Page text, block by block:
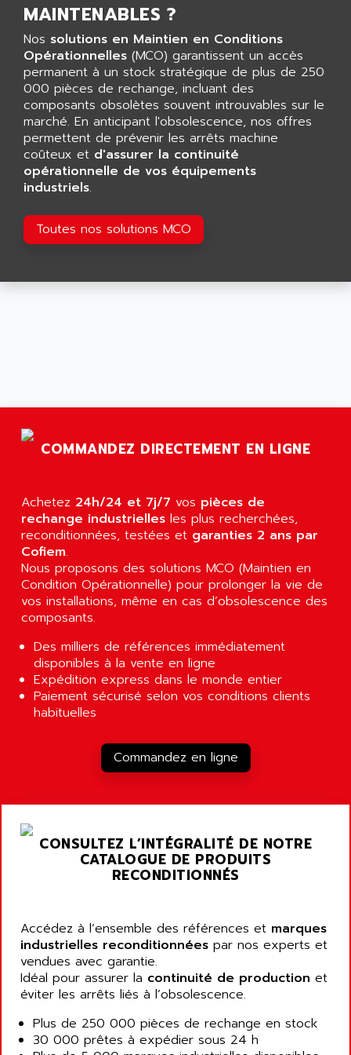
LCA
CNC ALPHA
SMART TOUCH
GP 70 SERIE
PROVIT 5000
S4-S4C
SIAX
FESTO ELECTRONIC
PCS095
TOUCHVIEW
REDIPANEL
MULTI-SERVO
COMPACTLOGIX
PANELVIEW 1000
NT620C
SIMATIC S5-101
SIMATIC TOUCH PANEL
S900 II
S900
PHASEO
SIMATIC-S5
SIMATIC FIELD PG
LOGO!
TSX 21
TEXT DISPLAY
SIMATIC S5 115U
SMTBD1
SMT
SMTB
SMT-BSI
CE65
AEV
AFAG
AFDI
AFP PRODEL
AG ASSOCIATES
AGASTAT
AGDE
AGE POWERBLOCK
AGI
AGIE
AGTATEC AG
AHEAD SYSTEMS
AIP SYSTEMES
AIR
AIR ET PULVERISATION
AIR LIQUIDE
AIR SYSTEMS
AIR WORTHINGTON CREYSSENSAC
AIRCOM
AIRELEC
AIRMASTER R1
AIRMAT
AIRPES
AIXIA SYSTEMES
AJC BATTERY
AJHUA TECHNOLOGY
AK ELECTRONIQUE
AKA
AKER
AKIM AG
AKKU
AKO
MAINTENABLES ?
Nos solutions en Maintien en Conditions
Opérationnelles (MCO) garantissent un accès
permanent à un stock stratégique de plus de 250
000 pièces de rechange, incluant des
composants obsolètes souvent introuvables sur le
marché. En anticipant l'obsolescence, nos offres
permettent de prévenir les arrêts machine
coûteux et d'assurer la continuité
opérationnelle de vos équipements
industriels.
Toutes nos solutions MCO
COMMANDEZ DIRECTEMENT EN LIGNE
Achetez 24h/24 et 7j/7 vos pièces de
rechange industrielles les plus recherchées,
reconditionnées, testées et garanties 2 ans par
Cofiem.
Nous proposons des solutions MCO (Maintien en
Condition Opérationnelle) pour prolonger la vie de
vos installations, même en cas d’obsolescence des
composants.
Des milliers de références immédiatement
disponibles à la vente en ligne
Expédition express dans le monde entier
Paiement sécurisé selon vos conditions clients
habituelles
Commandez en ligne
CONSULTEZ L’INTÉGRALITÉ DE NOTRE
CATALOGUE DE PRODUITS
RECONDITIONNÉS
Accédez à l’ensemble des références et marques
industrielles reconditionnées par nos experts et
vendues avec garantie.
Idéal pour assurer la continuité de production et
éviter les arrêts liés à l’obsolescence.
Plus de 250 000 pièces de rechange en stock
30 000 prêtes à expédier sous 24 h